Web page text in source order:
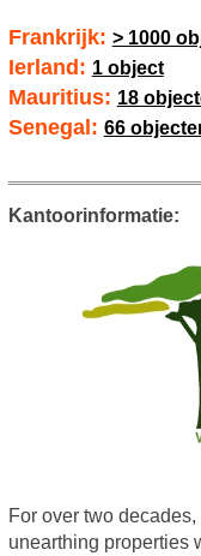
Frankrijk: > 1000
Ierland: 1 object
Mauritius: 18
Senegal: 66
Kantoorinformatie:
For over two
unearthing properties